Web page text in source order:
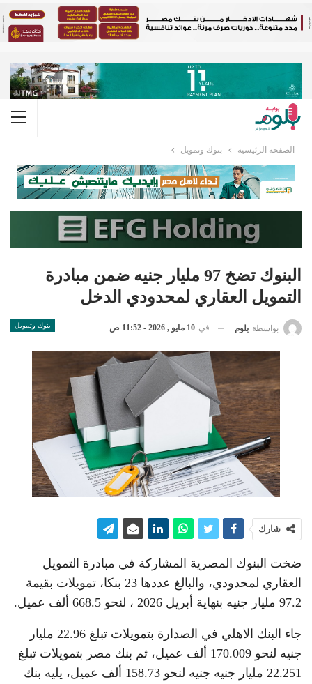
الصفحة الرئيسية بنوك وتمويل
البنوك تضخ 97 مليار جنيه ضمن مبادرة
التمويل العقاري لمحدودي الدخل
بنوك وتمويل بواسطة بلوم في 10 مايو , 2026 - 11:52 ص
شارك
ضخت البنوك المصرية المشاركة في مبادرة التمويل
العقاري لمحدودي، والبالغ عددها 23 بنكا، تمويلات بقيمة
97.2 مليار جنيه بنهاية أبريل 2026 ، لنحو 668.5 ألف عميل.
جاء البنك الاهلي في الصدارة بتمويلات تبلغ 22.96 مليار
جنيه لنحو 170.009 ألف عميل، ثم بنك مصر بتمويلات تبلغ
22.251 مليار جنيه جنيه لنحو 158.73 ألف عميل، يليه بنك